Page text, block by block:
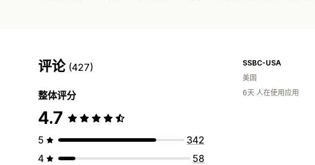
评论 (427)
整体评分
4.7
5
342
4
58
SSBC-USA
美国
6天 人在使用应用